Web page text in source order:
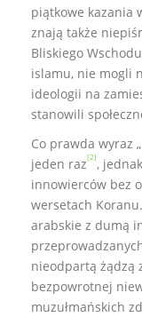
piątkowe kazania
znają także
Bliskiego
islamu, nie mogli
ideologii na
stanowili
Co prawda wyraz
jeden raz[2] ,
innowierców bez
wersetach
arabskie z dumą
nieodpartą żądzą
bezpowrotnej
muzułmańskich